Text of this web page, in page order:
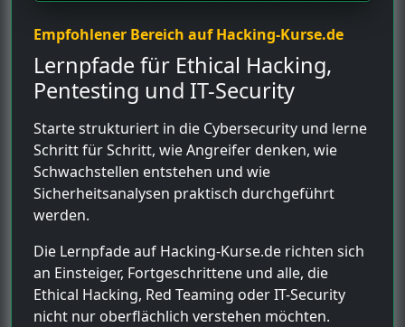
Empfohlener Bereich auf Hacking-Kurse.de
Lernpfade für Ethical Hacking,
Pentesting und IT-Security
Starte strukturiert in die Cybersecurity und lerne
Schritt für Schritt, wie Angreifer denken, wie
Schwachstellen entstehen und wie
Sicherheitsanalysen praktisch durchgeführt
werden.
Die Lernpfade auf Hacking-Kurse.de richten sich
an Einsteiger, Fortgeschrittene und alle, die
Ethical Hacking, Red Teaming oder IT-Security
nicht nur oberflächlich verstehen möchten.